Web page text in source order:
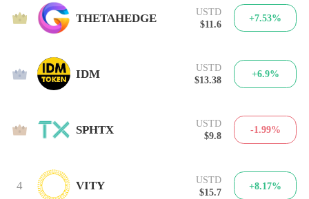
1 THETAHEDGE
USTD
$11.6
+7.53%
2 IDM
USTD
$13.38
+6.9%
3 SPHTX
USTD
$9.8
-1.99%
4 VITY
USTD
$15.7
+8.17%